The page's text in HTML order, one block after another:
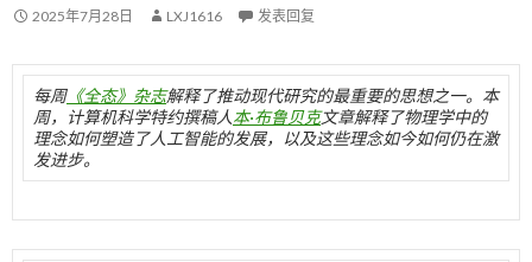
2025年7月28日 LXJ1616 发表回复
每周《全态》杂志解释了推动现代研究的最重要的思想之一。本
周，计算机科学特约撰稿人本·布鲁贝克文章解释了物理学中的
理念如何塑造了人工智能的发展，以及这些理念如今如何仍在激
发进步。